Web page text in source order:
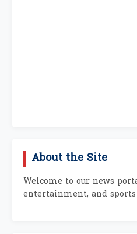
About the Site
Welcome to our news
entertainment, and